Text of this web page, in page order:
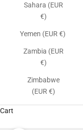
Sahara (EUR
€)
Yemen (EUR €)
Zambia (EUR
€)
Zimbabwe
(EUR €)
Cart